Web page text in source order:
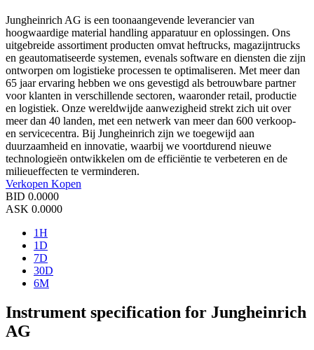
Jungheinrich AG is een toonaangevende leverancier van
hoogwaardige material handling apparatuur en oplossingen. Ons
uitgebreide assortiment producten omvat heftrucks, magazijntrucks
en geautomatiseerde systemen, evenals software en diensten die zijn
ontworpen om logistieke processen te optimaliseren. Met meer dan
65 jaar ervaring hebben we ons gevestigd als betrouwbare partner
voor klanten in verschillende sectoren, waaronder retail, productie
en logistiek. Onze wereldwijde aanwezigheid strekt zich uit over
meer dan 40 landen, met een netwerk van meer dan 600 verkoop-
en servicecentra. Bij Jungheinrich zijn we toegewijd aan
duurzaamheid en innovatie, waarbij we voortdurend nieuwe
technologieën ontwikkelen om de efficiëntie te verbeteren en de
milieueffecten te verminderen.
Verkopen Kopen
BID 0.0000
ASK 0.0000
1H
1D
7D
30D
6M
Instrument specification for Jungheinrich
AG